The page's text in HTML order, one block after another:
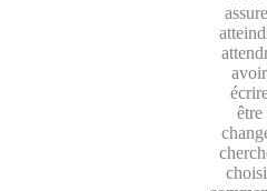
avoir
être